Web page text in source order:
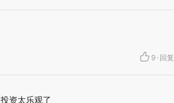
9 · 回复
资太乐观了